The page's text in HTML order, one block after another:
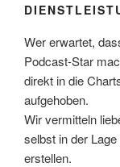
Wer erwartet,
Podcast-Star
direkt in die
aufgehoben.
Wir vermitteln
selbst in der
erstellen.